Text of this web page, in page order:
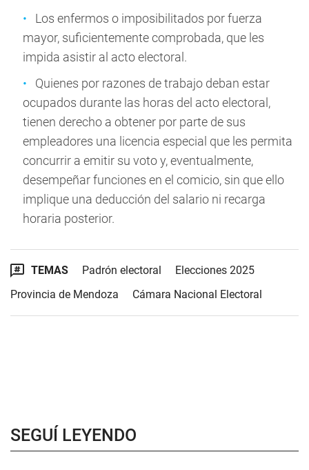
Los enfermos o imposibilitados por fuerza
mayor, suficientemente comprobada, que les
impida asistir al acto electoral.
Quienes por razones de trabajo deban estar
ocupados durante las horas del acto electoral,
tienen derecho a obtener por parte de sus
empleadores una licencia especial que les permita
concurrir a emitir su voto y, eventualmente,
desempeñar funciones en el comicio, sin que ello
implique una deducción del salario ni recarga
horaria posterior.
TEMAS Padrón electoral
Elecciones 2025
Provincia de Mendoza
Cámara Nacional Electoral
SEGUÍ LEYENDO